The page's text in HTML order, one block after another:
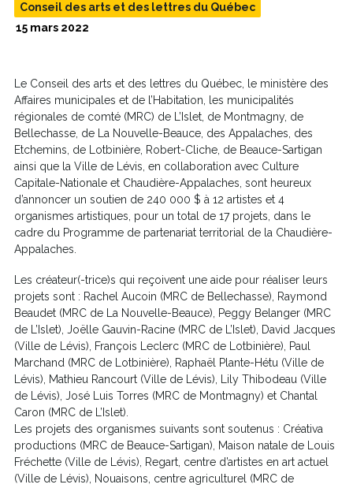
Conseil des arts et des lettres du Québec
15 mars 2022
Le Conseil des arts et des lettres du Québec, le ministère des
Affaires municipales et de l’Habitation, les municipalités
régionales de comté (MRC) de L’Islet, de Montmagny, de
Bellechasse, de La Nouvelle-Beauce, des Appalaches, des
Etchemins, de Lotbinière, Robert-Cliche, de Beauce-Sartigan
ainsi que la Ville de Lévis, en collaboration avec Culture
Capitale-Nationale et Chaudière-Appalaches, sont heureux
d’annoncer un soutien de 240 000 $ à 12 artistes et 4
organismes artistiques, pour un total de 17 projets, dans le
cadre du Programme de partenariat territorial de la Chaudière-
Appalaches.
Les créateur(-trice)s qui reçoivent une aide pour réaliser leurs
projets sont : Rachel Aucoin (MRC de Bellechasse), Raymond
Beaudet (MRC de La Nouvelle-Beauce), Peggy Belanger (MRC
de L’Islet), Joëlle Gauvin-Racine (MRC de L’Islet), David Jacques
(Ville de Lévis), François Leclerc (MRC de Lotbinière), Paul
Marchand (MRC de Lotbinière), Raphaël Plante-Hétu (Ville de
Lévis), Mathieu Rancourt (Ville de Lévis), Lily Thibodeau (Ville
de Lévis), José Luis Torres (MRC de Montmagny) et Chantal
Caron (MRC de L’Islet).
Les projets des organismes suivants sont soutenus : Créativa
productions (MRC de Beauce-Sartigan), Maison natale de Louis
Fréchette (Ville de Lévis), Regart, centre d’artistes en art actuel
(Ville de Lévis), Nouaisons, centre agriculturel (MRC de